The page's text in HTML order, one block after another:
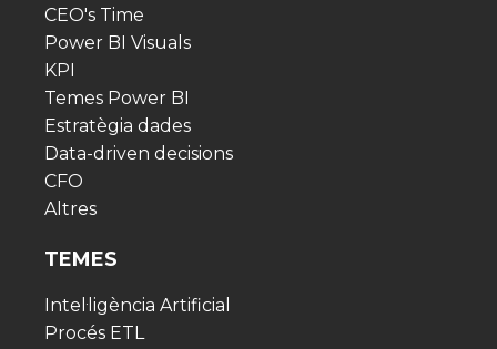
CEO's Time
Power BI Visuals
KPI
Temes Power BI
Estratègia dades
Data-driven decisions
CFO
Altres
TEMES
Intel·ligència Artificial
Procés ETL